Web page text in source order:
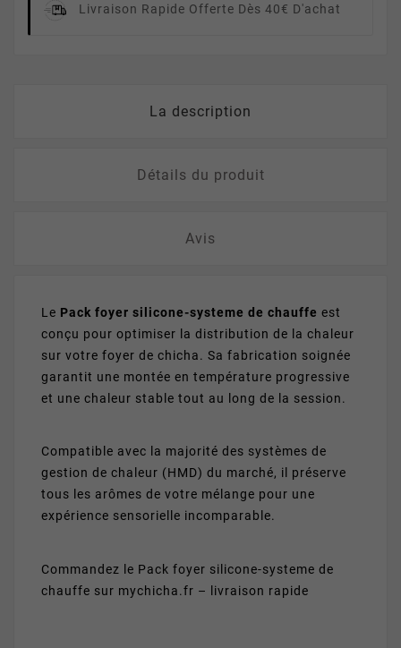
Livraison Rapide Offerte Dès 40€ D'achat
La description
Détails du produit
Avis
Le Pack foyer silicone-systeme de chauffe est
conçu pour optimiser la distribution de la chaleur
sur votre foyer de chicha. Sa fabrication soignée
garantit une montée en température progressive
et une chaleur stable tout au long de la session.
Compatible avec la majorité des systèmes de
gestion de chaleur (HMD) du marché, il préserve
tous les arômes de votre mélange pour une
expérience sensorielle incomparable.
Commandez le Pack foyer silicone-systeme de
chauffe sur mychicha.fr – livraison rapide